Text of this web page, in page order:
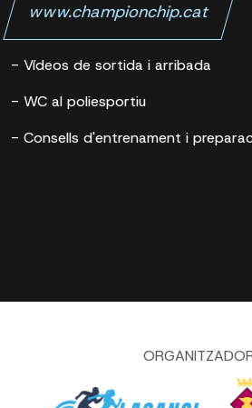
www.championchip.cat
- Vídeos de sortida i arribada
- WC al poliesportiu
- Consells d'entrenament i